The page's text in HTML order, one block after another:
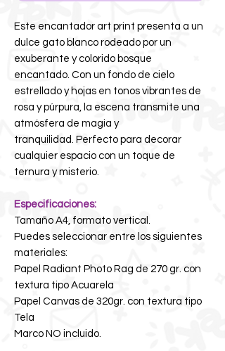
Este encantador art print presenta a un
dulce gato blanco rodeado por un
exuberante y colorido bosque
encantado. Con un fondo de cielo
estrellado y hojas en tonos vibrantes de
rosa y púrpura, la escena transmite una
atmósfera de magia y
tranquilidad. Perfecto para decorar
cualquier espacio con un toque de
ternura y misterio.
Especificaciones:
Tamaño A4, formato vertical.
Puedes seleccionar entre los siguientes
materiales:
Papel Radiant Photo Rag de 270 gr. con
textura tipo Acuarela
Papel Canvas de 320gr. con textura tipo
Tela
Marco NO incluido.